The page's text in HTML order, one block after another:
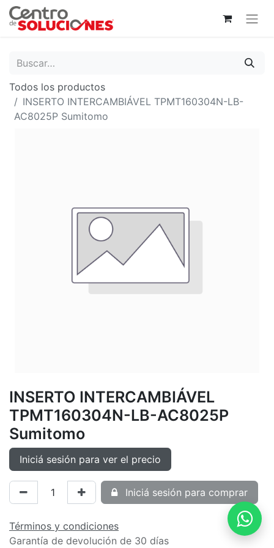
Todos los productos
INSERTO INTERCAMBIÁVEL TPMT160304N-LB-
AC8025P Sumitomo
INSERTO INTERCAMBIÁVEL
TPMT160304N-LB-AC8025P
Sumitomo
Iniciá sesión para ver el precio
Iniciá sesión para comprar
Términos y condiciones
Garantía de devolución de 30 días